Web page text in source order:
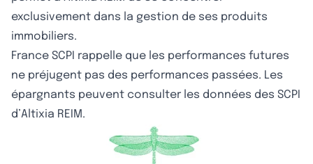
exclusivement dans la gestion de ses produits
immobiliers.
France SCPI rappelle que les performances futures
ne préjugent pas des performances passées. Les
épargnants peuvent consulter les données des SCPI
d’Altixia REIM.